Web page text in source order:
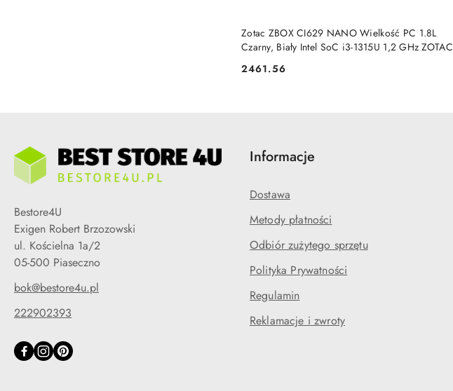
Zotac ZBOX CI629 NANO Wielkość PC 1.8L
Czarny, Biały Intel SoC i3-1315U 1,2 GHz ZOTAC
Cena:
2461.56
DO KOSZYKA
Bestore4U
Exigen Robert Brzozowski
ul. Kościelna 1a/2
05-500 Piaseczno
bok@bestore4u.pl
222902393
Informacje
Dostawa
Metody płatności
Odbiór zużytego sprzętu
Polityka Prywatności
Regulamin
Reklamacje i zwroty